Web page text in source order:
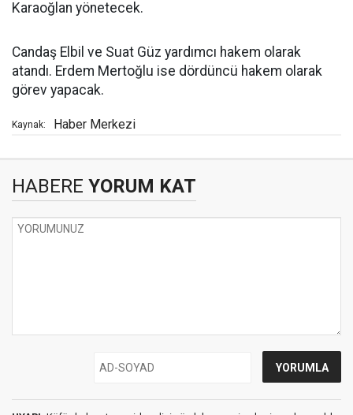
Karaoğlan yönetecek.
Candaş Elbil ve Suat Güz yardımcı hakem olarak
atandı. Erdem Mertoğlu ise dördüncü hakem olarak
görev yapacak.
Kaynak: Haber Merkezi
HABERE YORUM KAT